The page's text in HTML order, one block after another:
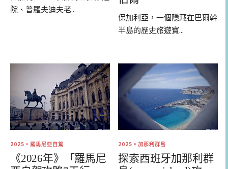
院、普羅夫迪夫老...
保加利亞，一個隱藏在巴爾幹
半島的歷史旅遊寶...
2025。羅馬尼亞自駕
《2026年》「羅馬尼
2025。加那利群島
探索西班牙加那利群